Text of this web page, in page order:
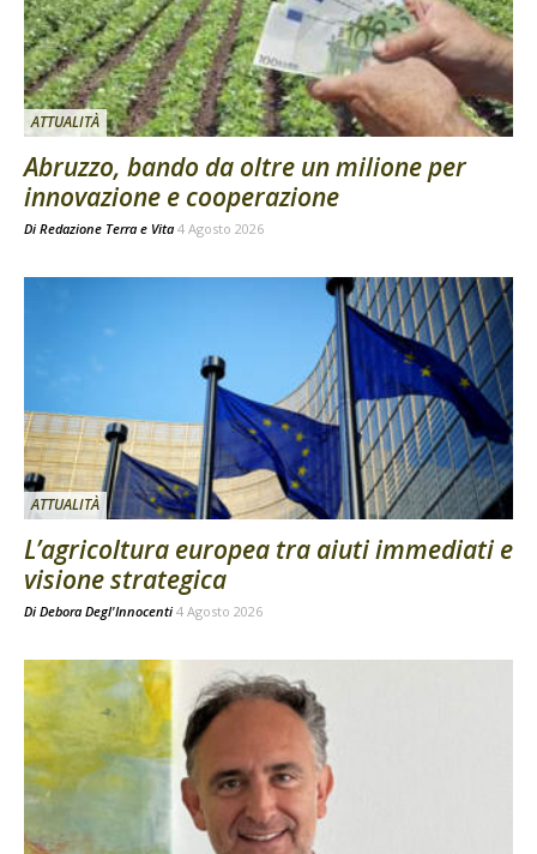
ATTUALITÀ
Abruzzo, bando da oltre un milione per
innovazione e cooperazione
Di Redazione Terra e Vita 4 Agosto 2026
ATTUALITÀ
L’agricoltura europea tra aiuti immediati e
visione strategica
Di Debora Degl'Innocenti 4 Agosto 2026